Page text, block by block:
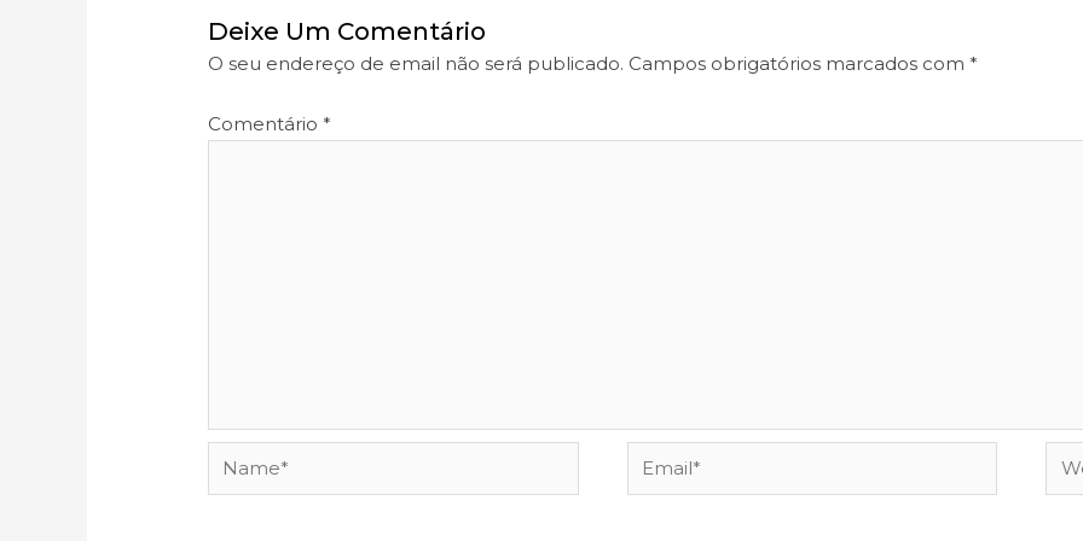
Deixe Um Comentário
O seu endereço de email não será publicado. Campos obrigatórios marcados com *
Comentário *
Name* Email*